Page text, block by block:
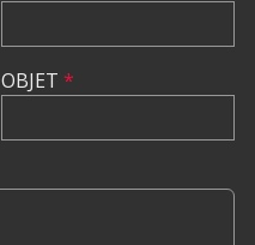
OBJET *